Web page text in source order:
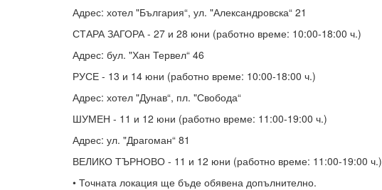
Адрес: хотел "България“, ул. "Александровска“ 21
СТАРА ЗАГОРА - 27 и 28 юни (работно време: 10:00-18:00 ч.)
Адрес: бул. "Хан Тервел“ 46
РУСЕ - 13 и 14 юни (работно време: 10:00-18:00 ч.)
Адрес: хотел "Дунав“, пл. "Свобода“
ШУМЕН - 11 и 12 юни (работно време: 11:00-19:00 ч.)
Адрес: ул. "Драгоман“ 81
ВЕЛИКО ТЪРНОВО - 11 и 12 юни (работно време: 11:00-19:00 ч.)
• Точната локация ще бъде обявена допълнително.